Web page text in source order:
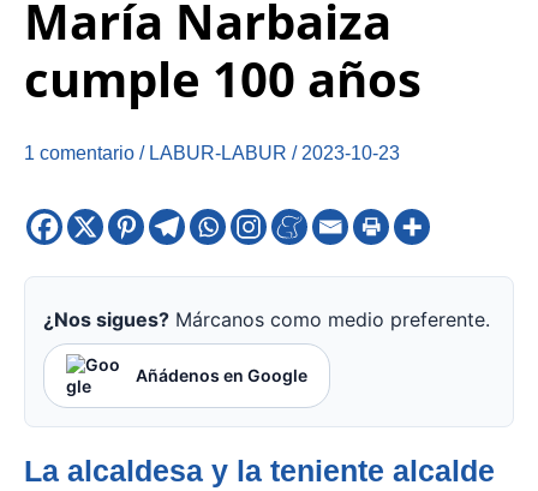
María Narbaiza
cumple 100 años
1 comentario / LABUR-LABUR / 2023-10-23
¿Nos sigues? Márcanos como medio preferente.
Añádenos en Google
La alcaldesa y la teniente alcalde